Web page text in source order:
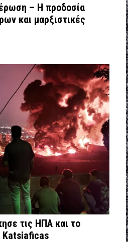
– Η προδοσία
και μαρξιστικές
τις ΗΠΑ και το
Katsiaficas